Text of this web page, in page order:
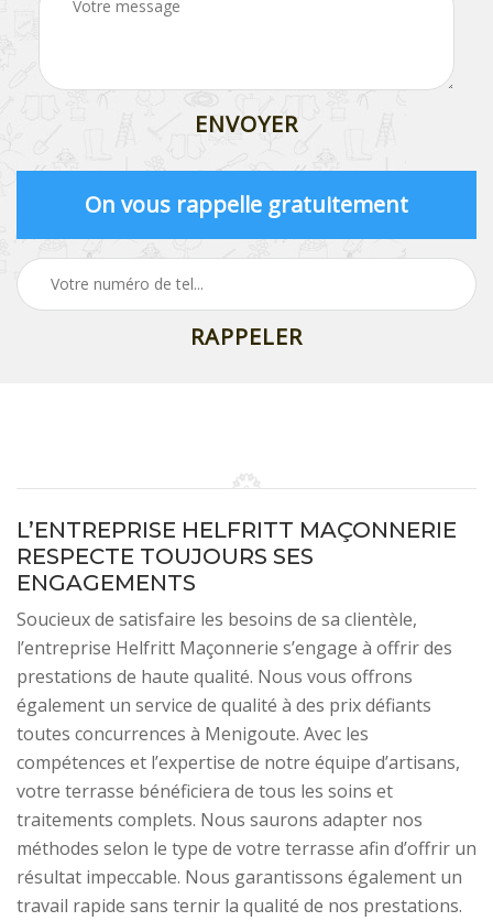
On vous rappelle gratuitement
L’ENTREPRISE HELFRITT MAÇONNERIE
RESPECTE TOUJOURS SES
ENGAGEMENTS
Soucieux de satisfaire les besoins de sa clientèle,
l’entreprise Helfritt Maçonnerie s’engage à offrir des
prestations de haute qualité. Nous vous offrons
également un service de qualité à des prix défiants
toutes concurrences à Menigoute. Avec les
compétences et l’expertise de notre équipe d’artisans,
votre terrasse bénéficiera de tous les soins et
traitements complets. Nous saurons adapter nos
méthodes selon le type de votre terrasse afin d’offrir un
résultat impeccable. Nous garantissons également un
travail rapide sans ternir la qualité de nos prestations.